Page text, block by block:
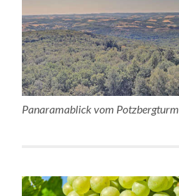
Panaramablick vom Potzbergturm